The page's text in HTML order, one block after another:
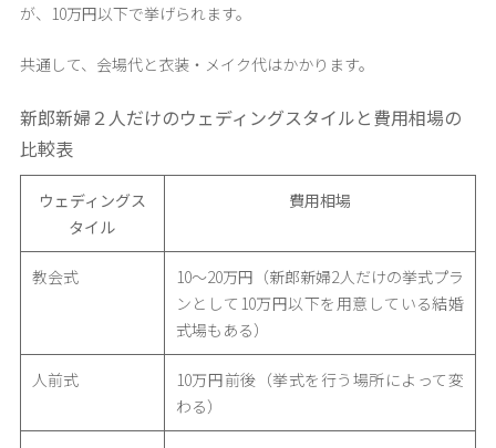
が、10万円以下で挙げられます。
共通して、会場代と衣装・メイク代はかかります。
新郎新婦２人だけのウェディングスタイルと費用相場の
比較表
ウェディングス
タイル
費用相場
教会式
10〜20万円（新郎新婦2人だけの挙式プラ
ンとして10万円以下を用意している結婚
式場もある）
人前式
10万円前後（挙式を行う場所によって変
わる）